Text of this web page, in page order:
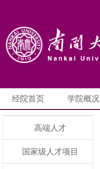
经院首页 学院概况
高端人才
国家级人才项目